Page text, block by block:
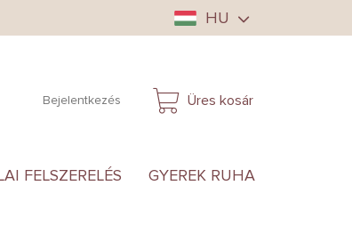
HU
Bejelentkezés
KOSÁR
Üres kosár
FELSZERELÉS GYEREK RUHA